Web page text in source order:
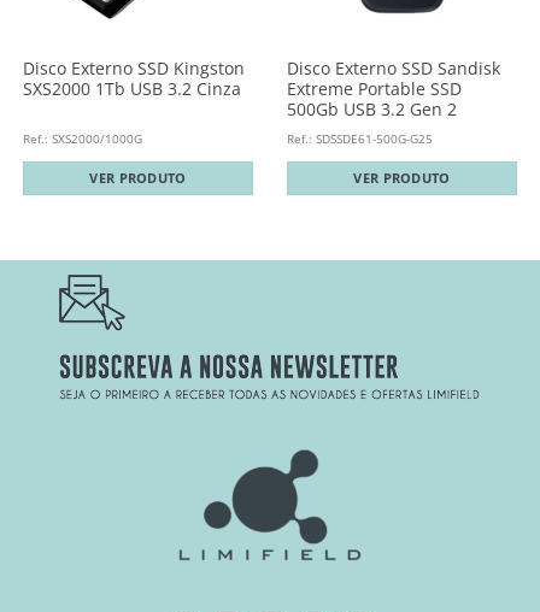
Disco Externo SSD Kingston
SXS2000 1Tb USB 3.2 Cinza
Ref.: SXS2000/1000G
VER PRODUTO
Disco Externo SSD Sandisk
Extreme Portable SSD
500Gb USB 3.2 Gen 2
Ref.: SDSSDE61-500G-G25
VER PRODUTO